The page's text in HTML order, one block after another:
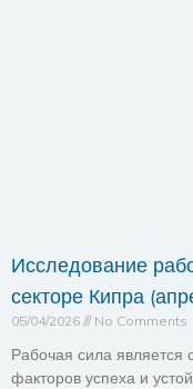
Исследование
секторе Кипра
05/04/2026 No Comments
Рабочая сила
факторов успеха и